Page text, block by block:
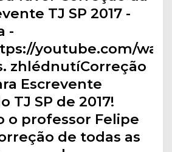
TJ SP 2017 -
-
youtube.com/
zhlédnutíCorreção
Escrevente
TJ SP de 2017!
o professor Felipe
de todas as